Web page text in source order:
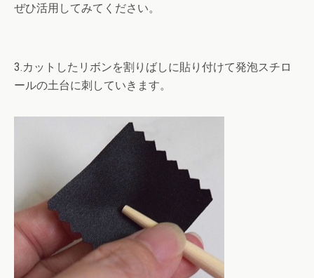
ぜひ活用してみてください。
3.カットしたリボンを割りばしに貼り付けて発泡スチロ
ールの土台に刺していきます。